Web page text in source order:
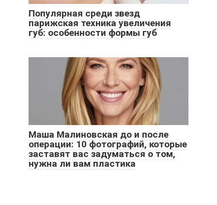
Популярная среди звезд
парижская техника увеличения
губ: особенности формы губ
Маша Малиновская до и после
операции: 10 фотографий, которые
заставят вас задуматься о том,
нужна ли вам пластика